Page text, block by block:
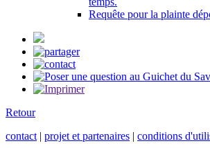
Requête pour la plainte
Retour
contact | projet et partenaires | conditions